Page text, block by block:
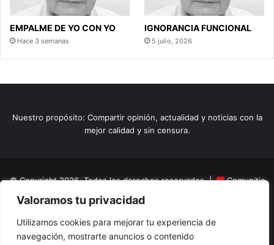
Valoramos tu privacidad
Utilizamos cookies para mejorar tu experiencia de
navegación, mostrarte anuncios o contenido
EMPALME DE YO CON YO
Hace 3 semanas
IGNORANCIA FUNCIONAL
5 julio, 2026
Nuestro propósito: Compartir opinión, actualidad y noticias con la
mejor calidad y sin censura.
© Copyright 2026, Todos los derechos reservados |
Comunitic
SAS BICNit 901228106
Home
Actualidad Variedades Opinion Turismo
El Tinteadero
Caricaturas Reportajes